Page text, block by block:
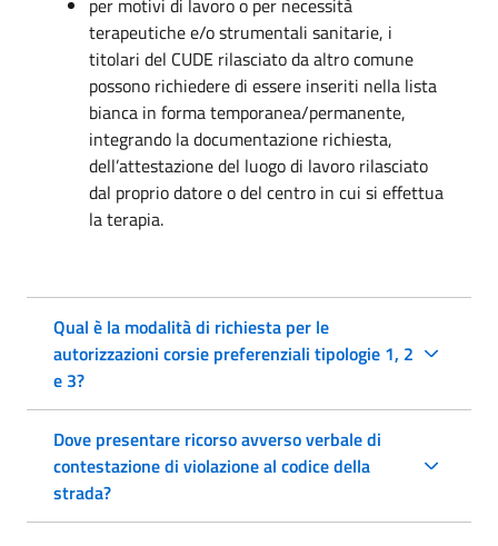
terapeutiche e/o strumentali sanitarie, i
titolari del CUDE rilasciato da altro comune
possono richiedere di essere inseriti nella lista
bianca in forma temporanea/permanente,
integrando la documentazione richiesta,
dell’attestazione del luogo di lavoro rilasciato
dal proprio datore o del centro in cui si effettua
la terapia.
Qual è la modalità di richiesta per le
autorizzazioni corsie preferenziali tipologie 1, 2
e 3?
Dove presentare ricorso avverso verbale di
contestazione di violazione al codice della
strada?